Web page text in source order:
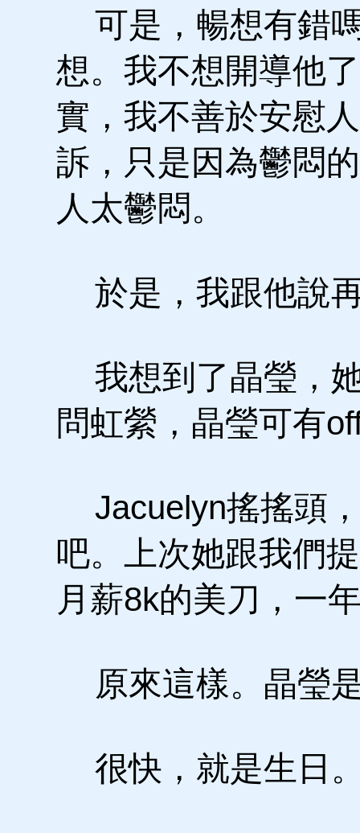
可是，暢想有錯
想。我不想開導他
實，我不善於安慰
訴，只是因為鬱悶
人太鬱悶。
於是，我跟他說
我想到了晶瑩，
問虹縈，晶瑩可有
Jacuelyn搖搖頭
吧。上次她跟我們
月薪8k的美刀，一
原來這樣。晶瑩
很快，就是生日